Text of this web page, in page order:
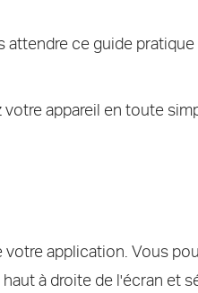
ce guide
appareil en toute
application. Vous
à droite de l'écran et